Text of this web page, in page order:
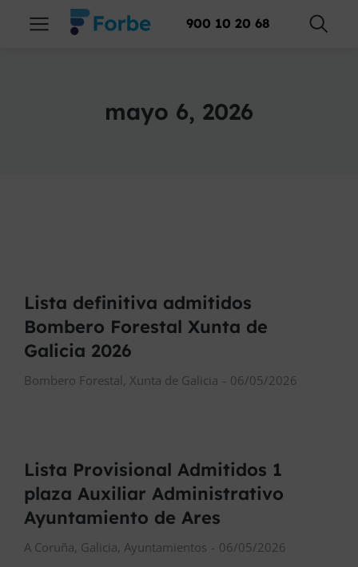
900 10 20 68
mayo 6, 2026
Lista definitiva admitidos
Bombero Forestal Xunta de
Galicia 2026
Bombero Forestal, Xunta de Galicia 06/05/2026
Lista Provisional Admitidos 1
plaza Auxiliar Administrativo
Ayuntamiento de Ares
A Coruña, Galicia, Ayuntamientos 06/05/2026